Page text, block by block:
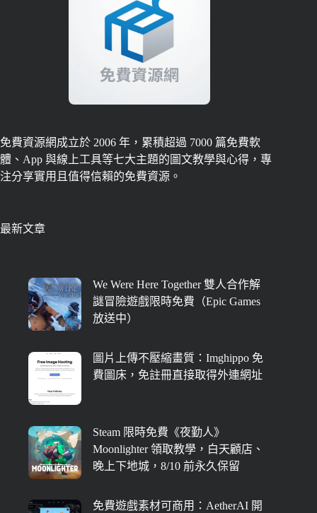
免費資源網成立於 2006 年，累積超過 7000 篇免費軟
體、App 與線上工具等七大主題的圖文教學與心得，專
注分享實用且值得信賴的免費資源。
最新文章
We Were Here Together 雙人合作解
謎冒險遊戲限時免費（Epic Games
放送中）
圖片上傳不壓縮畫質：Imghippo 免
費圖床，免註冊直接取得外連網址
Steam 限時免費《夜勤人》
Moonlighter 領取教學，白天顧店、
晚上下地城，8/10 前永久保留
免費遊戲素材可商用：AetherAI 開